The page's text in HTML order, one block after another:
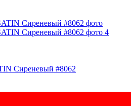
Сиреневый #8062